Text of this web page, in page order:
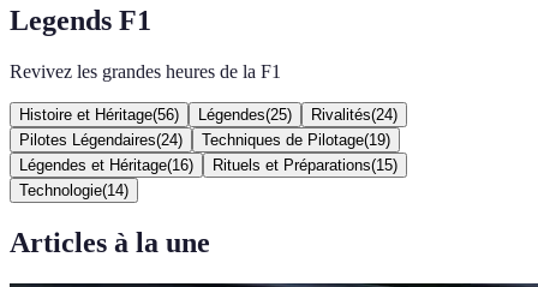
Legends F1
Revivez les grandes heures de la F1
Histoire et Héritage(56) Légendes(25) Rivalités(24)
Pilotes Légendaires(24) Techniques de Pilotage(19)
Légendes et Héritage(16) Rituels et Préparations(15)
Technologie(14)
Articles à la une